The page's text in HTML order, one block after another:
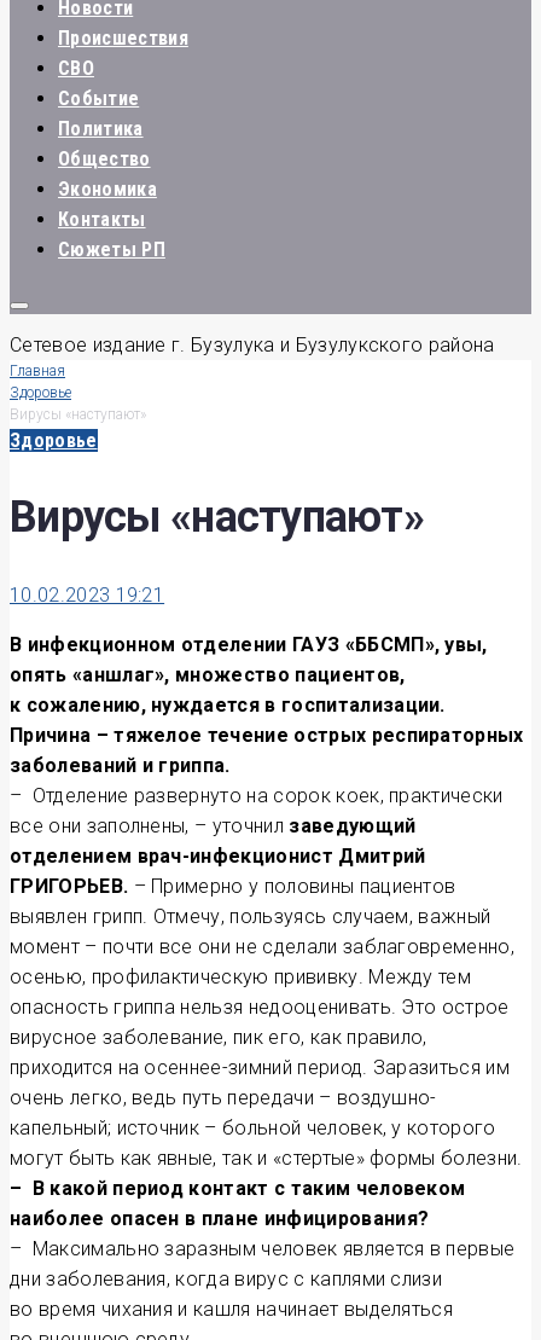
Новости
Происшествия
СВО
Событие
Политика
Общество
Экономика
Контакты
Сюжеты РП
Сетевое издание г. Бузулука и Бузулукского района
Главная
Здоровье
Вирусы «наступают»
Здоровье
Вирусы «наступают»
10.02.2023 19:21
В инфекционном отделении ГАУЗ «ББСМП», увы,
опять «аншлаг», множество пациентов,
к сожалению, нуждается в госпитализации.
Причина – тяжелое течение острых респираторных
заболеваний и гриппа.
– Отделение развернуто на сорок коек, практически
все они заполнены, – уточнил заведующий
отделением врач-инфекционист Дмитрий
ГРИГОРЬЕВ. – Примерно у половины пациентов
выявлен грипп. Отмечу, пользуясь случаем, важный
момент – почти все они не сделали заблаговременно,
осенью, профилактическую прививку. Между тем
опасность гриппа нельзя недооценивать. Это острое
вирусное заболевание, пик его, как правило,
приходится на осеннее-зимний период. Заразиться им
очень легко, ведь путь передачи – воздушно-
капельный; источник – больной человек, у которого
могут быть как явные, так и «стертые» формы болезни.
– В какой период контакт с таким человеком
наиболее опасен в плане инфицирования?
– Максимально заразным человек является в первые
дни заболевания, когда вирус с каплями слизи
во время чихания и кашля начинает выделяться